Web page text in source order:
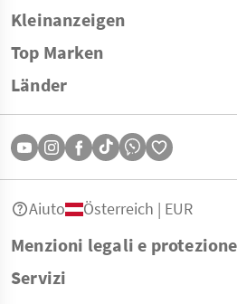
Kleinanzeigen
Top Marken
Länder
Menzioni legali e
Servizi
Aiuto Österreich | EUR